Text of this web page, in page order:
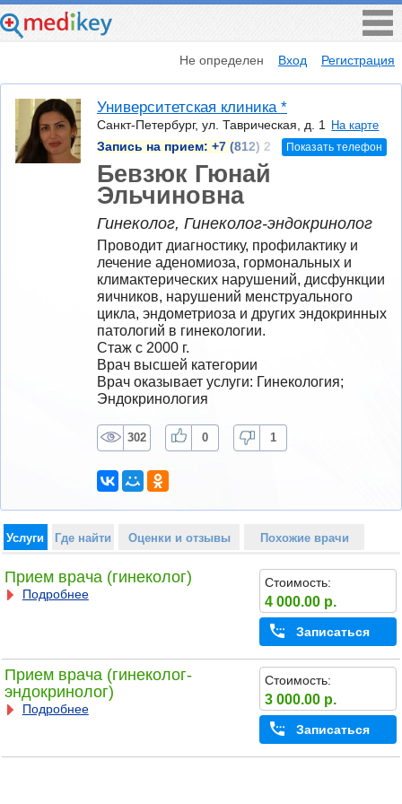
Не определен Вход Регистрация
Университетская клиника *
Санкт-Петербург, ул. Таврическая, д. 1
На карте
Запись на прием: +7 (812) 2 Показать телефон
Бевзюк Гюнай
Эльчиновна
Гинеколог, Гинеколог-эндокринолог
Проводит диагностику, профилактику и
лечение аденомиоза, гормональных и
климактерических нарушений, дисфункции
яичников, нарушений менструального
цикла, эндометриоза и других эндокринных
патологий в гинекологии.
Стаж с 2000 г.
Врач высшей категории
Врач оказывает услуги: Гинекология;
Эндокринология
302 0 1
Услуги Где найти Оценки и отзывы Похожие врачи
Прием врача (гинеколог)
Подробнее
Стоимость:
4 000.00 р.
Записаться
Прием врача (гинеколог-
эндокринолог)
Подробнее
Стоимость:
3 000.00 р.
Записаться